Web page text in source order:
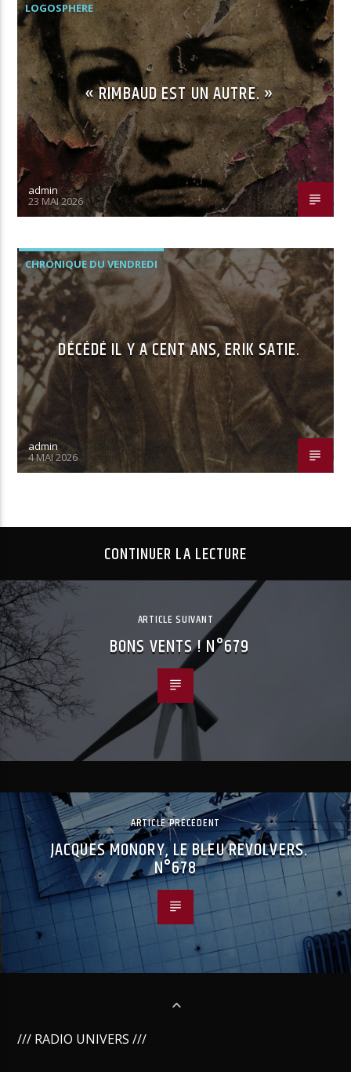
LOGOSPHERE
« RIMBAUD EST UN AUTRE. »
admin
23 MAI 2026
CHRONIQUE DU VENDREDI
DÉCÉDÉ IL Y A CENT ANS, ERIK SATIE.
admin
4 MAI 2026
CONTINUER LA LECTURE
ARTICLE SUIVANT
BONS VENTS ! N°679
ARTICLE PRÉCÉDENT
JACQUES MONORY, LE BLEU REVOLVERS.
N°678
/// RADIO UNIVERS ///